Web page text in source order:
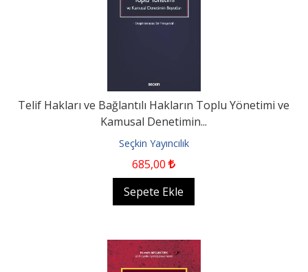
Telif Hakları ve Bağlantılı Hakların Toplu Yönetimi ve
Kamusal Denetimin...
Seçkin Yayıncılık
685,00
Sepete Ekle